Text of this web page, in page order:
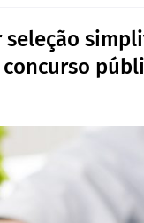
seleção